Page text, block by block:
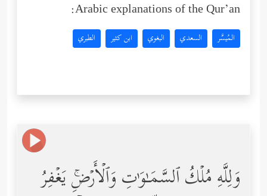
Arabic explanations of the Qur’an:
المُيسَّر السعدي البغوي ابن كثير الطبري
وَلِلَّهِ مُلۡكُ ٱلسَّمَـٰوَ ٰ⁠تِ وَٱلۡأَرۡضِۚ یَغۡفِرُ